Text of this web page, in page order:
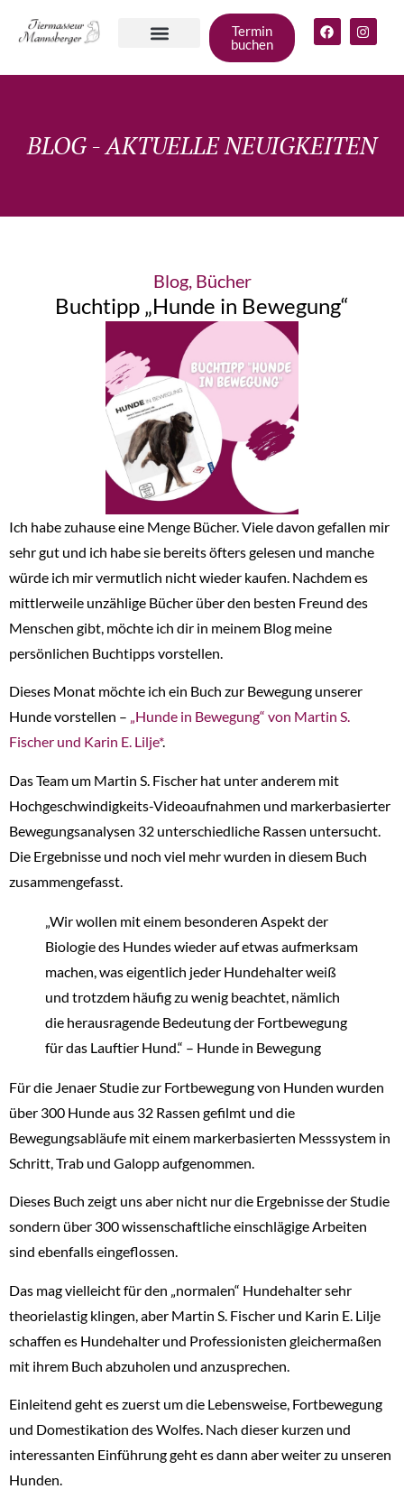
Termin
buchen
BLOG - AKTUELLE NEUIGKEITEN
Blog, Bücher
Buchtipp „Hunde in Bewegung“
Ich habe zuhause eine Menge Bücher. Viele davon gefallen mir
sehr gut und ich habe sie bereits öfters gelesen und manche
würde ich mir vermutlich nicht wieder kaufen. Nachdem es
mittlerweile unzählige Bücher über den besten Freund des
Menschen gibt, möchte ich dir in meinem Blog meine
persönlichen Buchtipps vorstellen.
Dieses Monat möchte ich ein Buch zur Bewegung unserer
Hunde vorstellen – „Hunde in Bewegung“ von Martin S.
Fischer und Karin E. Lilje*.
Das Team um Martin S. Fischer hat unter anderem mit
Hochgeschwindigkeits-Videoaufnahmen und markerbasierter
Bewegungsanalysen 32 unterschiedliche Rassen untersucht.
Die Ergebnisse und noch viel mehr wurden in diesem Buch
zusammengefasst.
„Wir wollen mit einem besonderen Aspekt der
Biologie des Hundes wieder auf etwas aufmerksam
machen, was eigentlich jeder Hundehalter weiß
und trotzdem häufig zu wenig beachtet, nämlich
die herausragende Bedeutung der Fortbewegung
für das Lauftier Hund.“ – Hunde in Bewegung
Für die Jenaer Studie zur Fortbewegung von Hunden wurden
über 300 Hunde aus 32 Rassen gefilmt und die
Bewegungsabläufe mit einem markerbasierten Messsystem in
Schritt, Trab und Galopp aufgenommen.
Dieses Buch zeigt uns aber nicht nur die Ergebnisse der Studie
sondern über 300 wissenschaftliche einschlägige Arbeiten
sind ebenfalls eingeflossen.
Das mag vielleicht für den „normalen“ Hundehalter sehr
theorielastig klingen, aber Martin S. Fischer und Karin E. Lilje
schaffen es Hundehalter und Professionisten gleichermaßen
mit ihrem Buch abzuholen und anzusprechen.
Einleitend geht es zuerst um die Lebensweise, Fortbewegung
und Domestikation des Wolfes. Nach dieser kurzen und
interessanten Einführung geht es dann aber weiter zu unseren
Hunden.